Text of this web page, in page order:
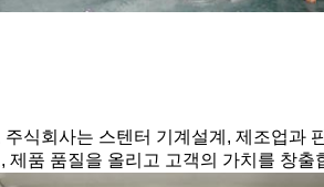
식회사는 스텐터 기계설계, 제조업과
제품 품질을 올리고 고객의 가치를 창출